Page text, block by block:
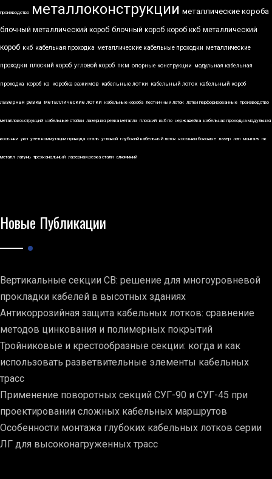
производство металлоконструкции металлические короба
блочный металлический короб блочный короб короб ккб металлический
короб ккб кабельная проходка металлические кабельные проходки металлические
проходки плоский короб угловой короб пкм опорные конструкции модульная кабельная
проходка короб кз коробка зажимов кабельные лотки кабельный лоток кабельный короб
лазерная резка металлические лотки кабельные короба лестничный лоток лотки перфорированные производство
металлоконструкций кабельные стойки лазерная резка металла плоский ккб по нержавейка кабельная проходка модульная
косынки укп узел коммутации привода сталь угловой глубокий кабельный лоток косынки боковые лазер лэп монтаж пк
металл латунь трехканальный лазерная резка стали алюминий
Новые Публикации
Вертикальные секции СВ: решение для многоуровневой
прокладки кабелей в высотных зданиях
Антикоррозийная защита кабельных лотков: сравнение
методов цинкования и полимерных покрытий
Тройниковые и крестообразные секции: когда и как
использовать разветвительные элементы кабельных
трасс
Применение поворотных секций СУГ-90 и СУГ-45 при
проектировании сложных кабельных маршрутов
Особенности монтажа глубоких кабельных лотков серии
ЛГ для высоконагруженных трасс